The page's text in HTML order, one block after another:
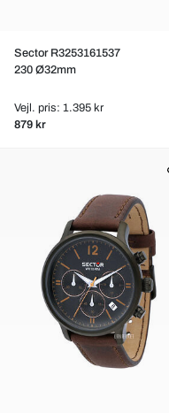
Sector R3253161537
230 Ø32mm
Vejl. pris: 1.395 kr
879 kr